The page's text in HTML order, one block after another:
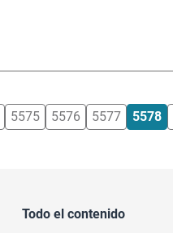
5575 5576 5577 5578
Todo el contenido